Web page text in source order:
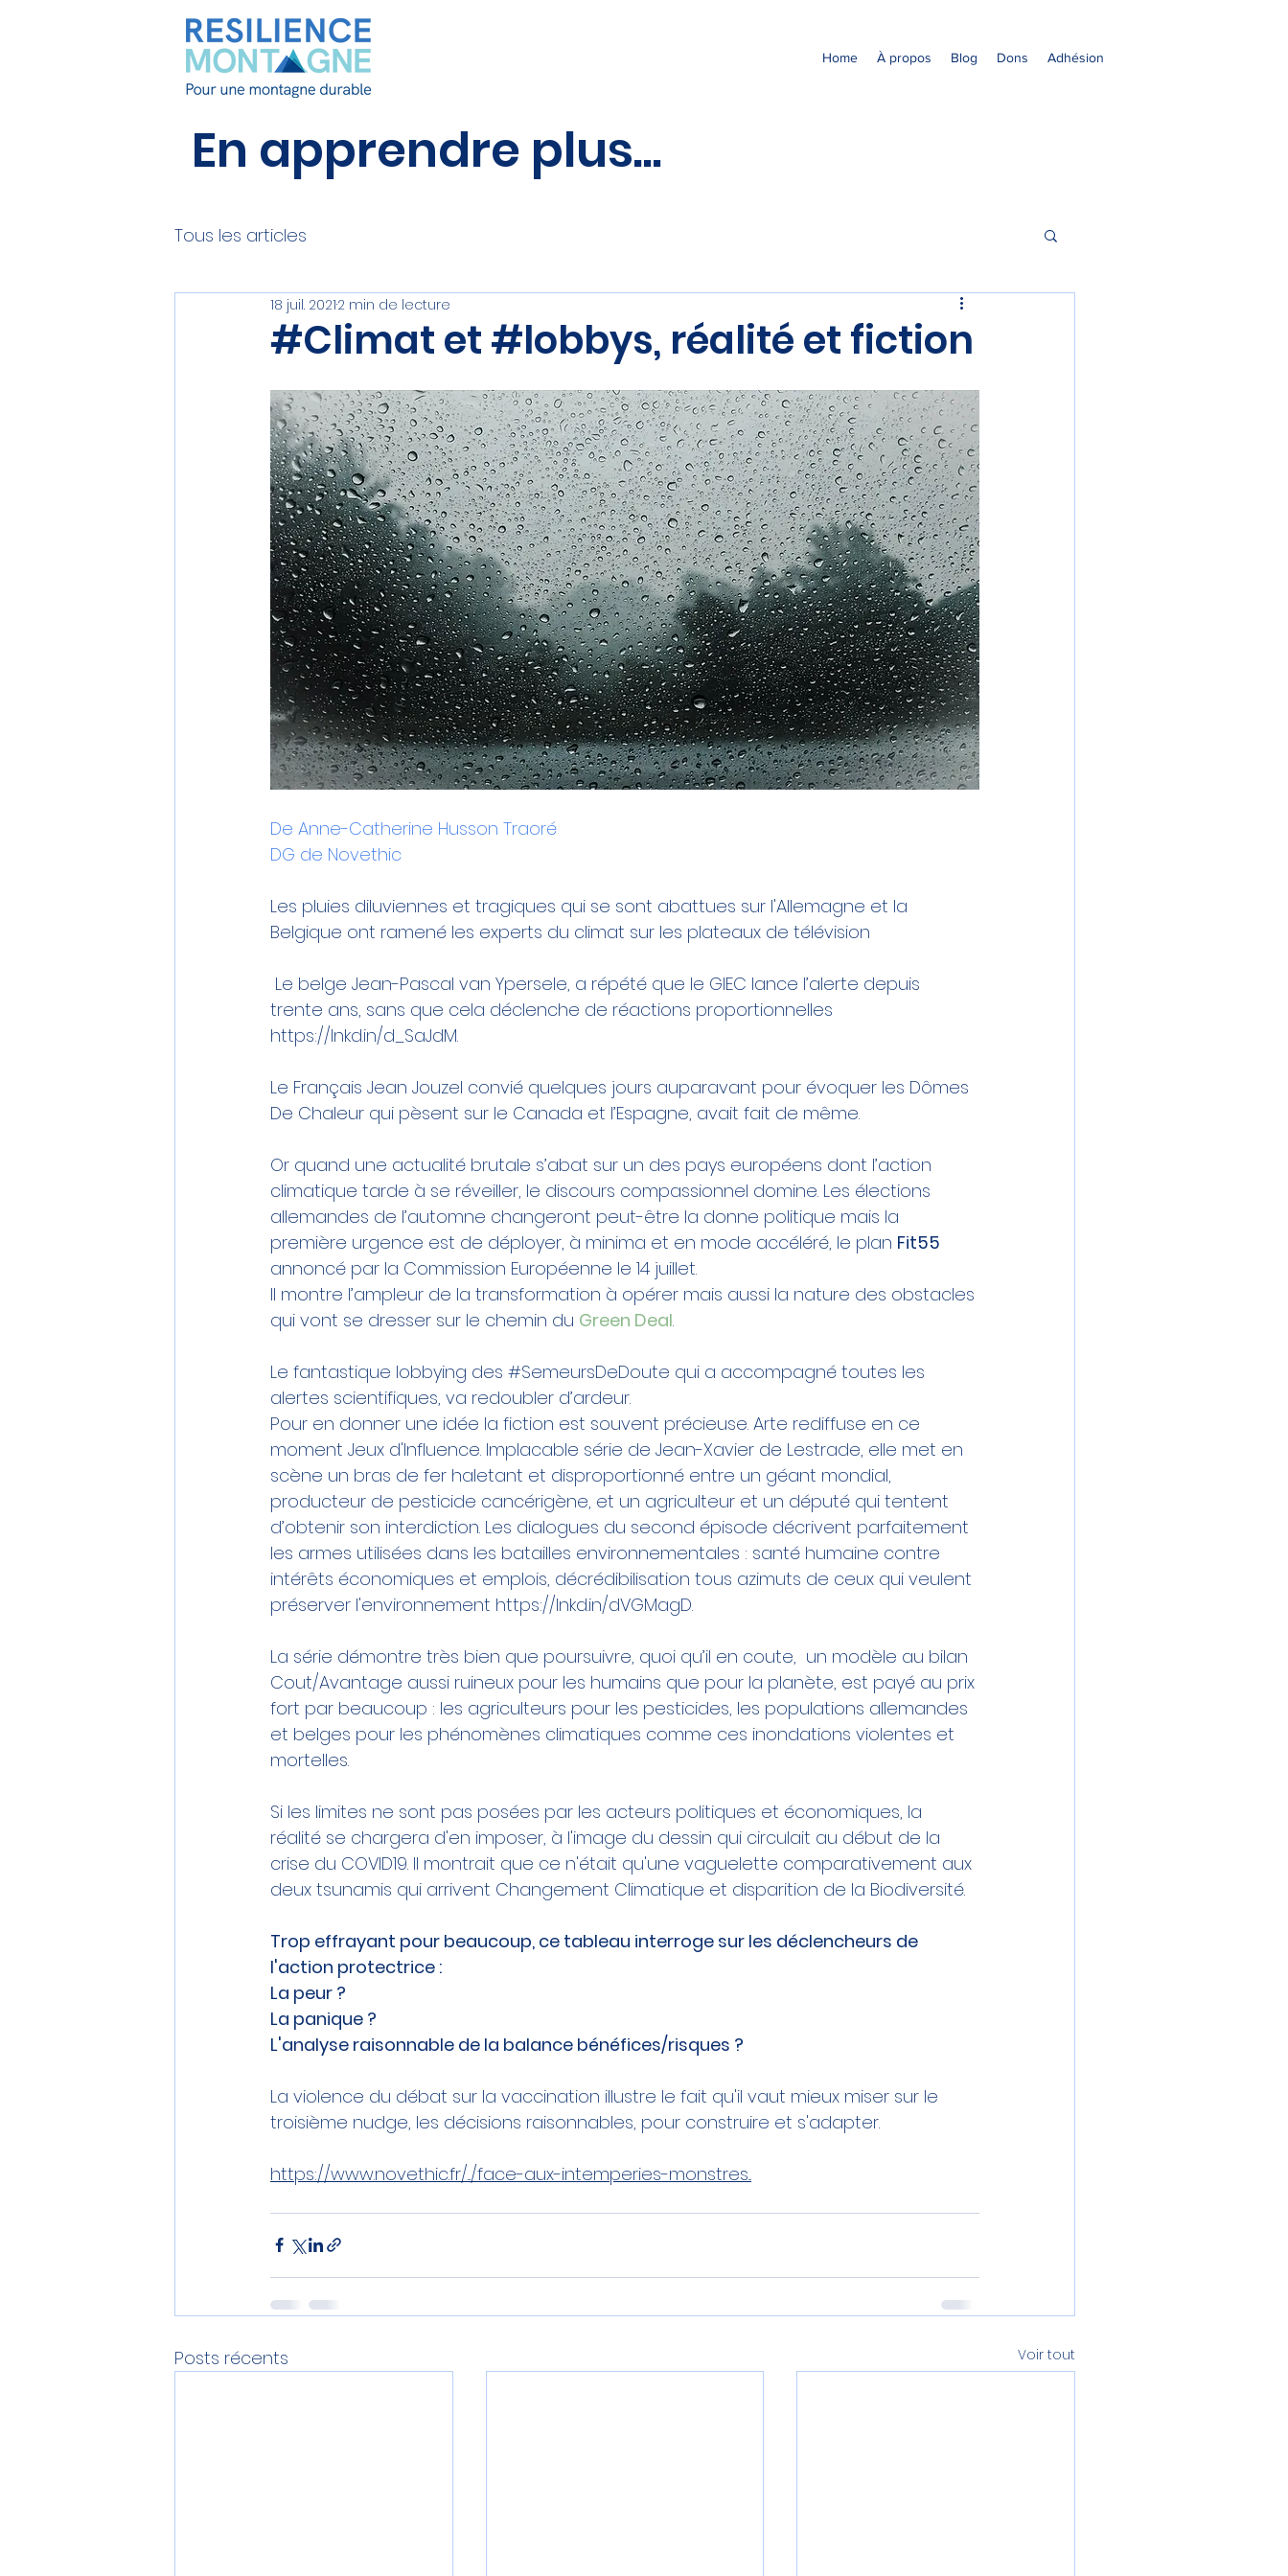
Home À propos Blog Dons Adhésion
En apprendre plus...
Tous les articles
#Climat et #lobbys, réalité et fiction
18 juil. 20212 min de lecture
De Anne-Catherine Husson Traoré
DG de Novethic
Les pluies diluviennes et tragiques qui se sont abattues sur l'Allemagne et la
Belgique ont ramené les experts du climat sur les plateaux de télévision
Le belge Jean-Pascal van Ypersele, a répété que le GIEC lance l’alerte depuis
trente ans, sans que cela déclenche de réactions proportionnelles
https://lnkd.in/d_SaJdM.
Le Français Jean Jouzel convié quelques jours auparavant pour évoquer les Dômes
De Chaleur qui pèsent sur le Canada et l’Espagne, avait fait de même.
Or quand une actualité brutale s’abat sur un des pays européens dont l’action
climatique tarde à se réveiller, le discours compassionnel domine. Les élections
allemandes de l’automne changeront peut-être la donne politique mais la
première urgence est de déployer, à minima et en mode accéléré, le plan Fit55
annoncé par la Commission Européenne le 14 juillet.
Il montre l’ampleur de la transformation à opérer mais aussi la nature des obstacles
qui vont se dresser sur le chemin du Green Deal.
Le fantastique lobbying des #SemeursDeDoute qui a accompagné toutes les
alertes scientifiques, va redoubler d’ardeur.
Pour en donner une idée la fiction est souvent précieuse. Arte rediffuse en ce
moment Jeux d'Influence. Implacable série de Jean-Xavier de Lestrade, elle met en
scène un bras de fer haletant et disproportionné entre un géant mondial,
producteur de pesticide cancérigène, et un agriculteur et un député qui tentent
d’obtenir son interdiction. Les dialogues du second épisode décrivent parfaitement
les armes utilisées dans les batailles environnementales : santé humaine contre
intérêts économiques et emplois, décrédibilisation tous azimuts de ceux qui veulent
préserver l'environnement https://lnkd.in/dVGMagD.
La série démontre très bien que poursuivre, quoi qu’il en coute,  un modèle au bilan
Cout/Avantage aussi ruineux pour les humains que pour la planète, est payé au prix
fort par beaucoup : les agriculteurs pour les pesticides, les populations allemandes
et belges pour les phénomènes climatiques comme ces inondations violentes et
mortelles.
Si les limites ne sont pas posées par les acteurs politiques et économiques, la
réalité se chargera d'en imposer, à l'image du dessin qui circulait au début de la
crise du COVID19. Il montrait que ce n'était qu'une vaguelette comparativement aux
deux tsunamis qui arrivent Changement Climatique et disparition de la Biodiversité.
Trop effrayant pour beaucoup, ce tableau interroge sur les déclencheurs de
l'action protectrice :
La peur ?
La panique ?
L'analyse raisonnable de la balance bénéfices/risques ?
La violence du débat sur la vaccination illustre le fait qu'il vaut mieux miser sur le
troisième nudge, les décisions raisonnables, pour construire et s'adapter.
https://www.novethic.fr/.../face-aux-intemperies-monstres...
Posts récents Voir tout